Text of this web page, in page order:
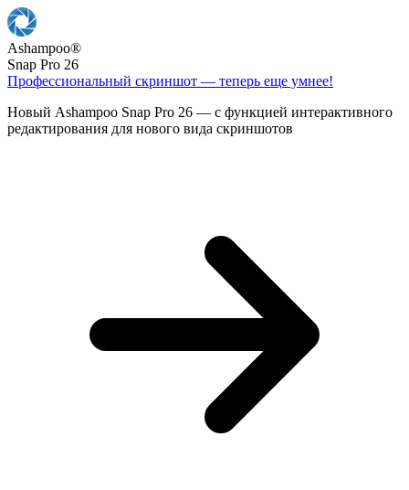
Ashampoo®
Snap Pro 26
Профессиональный скриншот — теперь еще умнее!
Новый Ashampoo Snap Pro 26 — с функцией интерактивного
редактирования для нового вида скриншотов